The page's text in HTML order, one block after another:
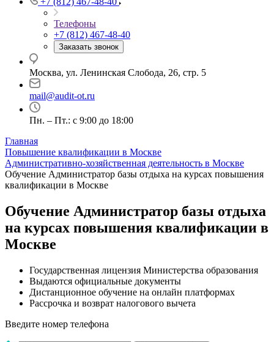
Телефоны
+7 (812) 467-48-40
Заказать звонок
Москва, ул. Ленинская Слобода, 26, стр. 5
mail@audit-ot.ru
Пн. – Пт.: с 9:00 до 18:00
Главная
Повышение квалификации в Москве
Административно-хозяйственная деятельность в Москве
Обучение Администратор базы отдыха на курсах повышения
квалификации в Москве
Обучение Администратор базы отдыха
на курсах повышения квалификации в
Москве
Государственная лицензия Министерства образования
Выдаются официальные документы
Дистанционное обучение на онлайн платформах
Рассрочка и возврат налогового вычета
Введите номер телефона